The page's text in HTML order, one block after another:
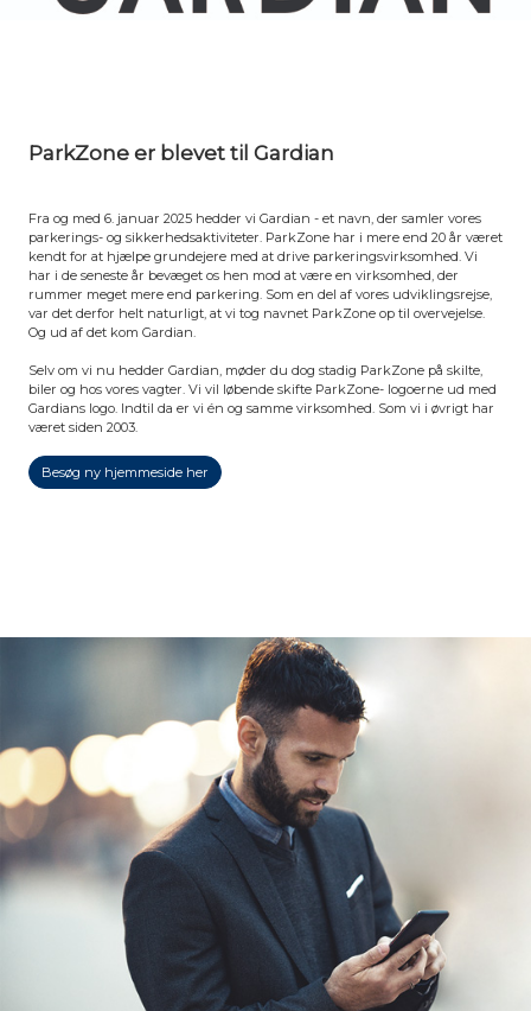
ParkZone er blevet til Gardian
Fra og med 6. januar 2025 hedder vi Gardian - et navn, der samler vores
parkerings- og sikkerhedsaktiviteter. ParkZone har i mere end 20 år været
kendt for at hjælpe grundejere med at drive parkeringsvirksomhed. Vi
har i de seneste år bevæget os hen mod at være en virksomhed, der
rummer meget mere end parkering. Som en del af vores udviklingsrejse,
var det derfor helt naturligt, at vi tog navnet ParkZone op til overvejelse.
Og ud af det kom Gardian.
Selv om vi nu hedder Gardian, møder du dog stadig ParkZone på skilte,
biler og hos vores vagter. Vi vil løbende skifte ParkZone- logoerne ud med
Gardians logo. Indtil da er vi én og samme virksomhed. Som vi i øvrigt har
været siden 2003.
Besøg ny hjemmeside her